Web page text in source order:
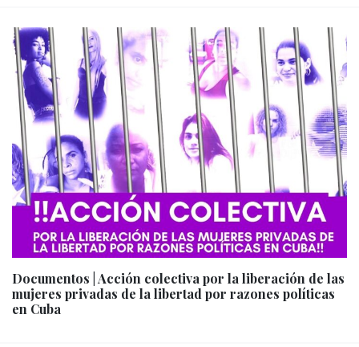
Documentos | Acción colectiva por la liberación de las
mujeres privadas de la libertad por razones políticas
en Cuba